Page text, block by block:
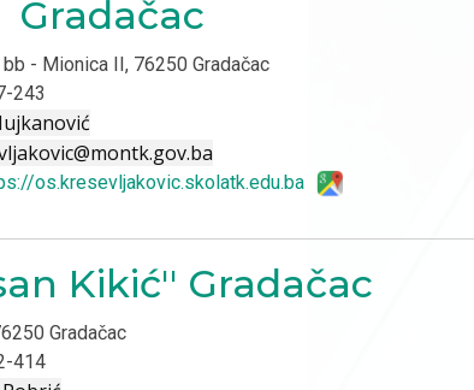
Gradačac
- Mionica II, 76250 Gradačac
243
os.kresevljakovic.skolatk.edu.ba
Kikić'' Gradačac
Gradačac
414